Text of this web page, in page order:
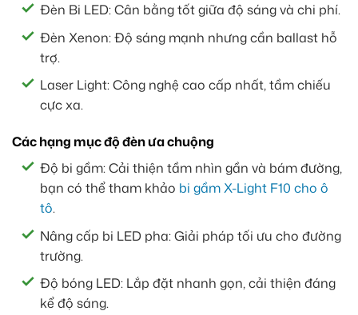
Đèn Bi LED: Cân bằng tốt giữa độ sáng và chi phí.
Đèn Xenon: Độ sáng mạnh nhưng cần ballast hỗ
trợ.
Laser Light: Công nghệ cao cấp nhất, tầm chiếu
cực xa.
Các hạng mục độ đèn ưa chuộng
Độ bi gầm: Cải thiện tầm nhìn gần và bám đường,
bạn có thể tham khảo bi gầm X-Light F10 cho ô
tô.
Nâng cấp bi LED pha: Giải pháp tối ưu cho đường
trường.
Độ bóng LED: Lắp đặt nhanh gọn, cải thiện đáng
kể độ sáng.